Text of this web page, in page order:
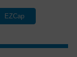
EZCap